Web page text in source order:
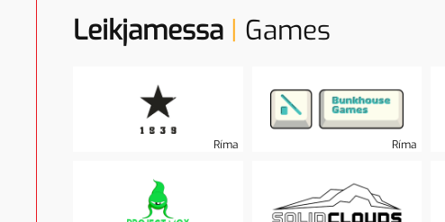
Leikjamessa | Games
Ríma Ríma